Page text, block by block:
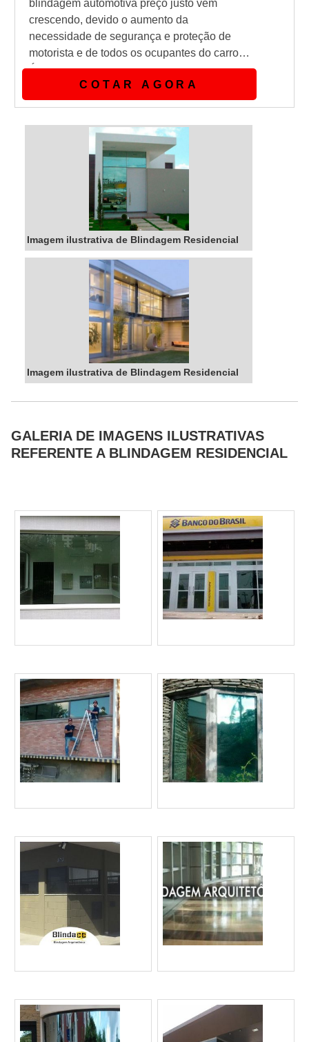
blindagem automotiva preço justo vem
crescendo, devido o aumento da
necessidade de segurança e proteção de
motorista e de todos os ocupantes do carro.
É muito importante ter atenção para saber a
qualidade e origem dos materiais que são
usados no sistema de proteção de um
aplicados, como se trata de um elemento de
segurança, é fundamental a procedência do
produto.Blindagem em c...
COTAR AGORA
Imagem ilustrativa de Blindagem Residencial
Imagem ilustrativa de Blindagem Residencial
GALERIA DE IMAGENS ILUSTRATIVAS
REFERENTE A BLINDAGEM RESIDENCIAL